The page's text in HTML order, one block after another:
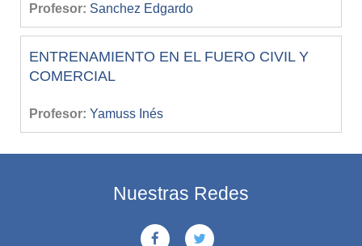
Profesor: Sanchez Edgardo
ENTRENAMIENTO EN EL FUERO CIVIL Y
COMERCIAL
Profesor: Yamuss Inés
Nuestras Redes